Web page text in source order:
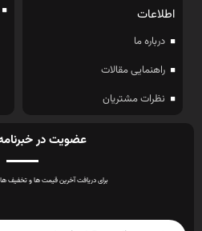
اطلاعات
درباره ما
راهنمایی مقالات
نظرات مشتریان
عضویت در
برای دریافت آخرین قیمت ها و تخفیف ها